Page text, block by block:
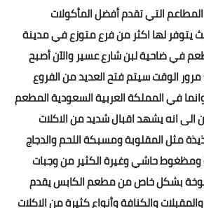
التي تقدم أفضل المأكولات
يتوفر لها اكثر من فرع متوزع في مدينة
في ضاحية لبن شارع عسير والآن أصبح
الوقت سيتم فتح العديد من الفروع
في المملكة العربية السعودية المطعم
انه يشهد اقبال شديد من الاكلات
مثل المقلوبة ومسبكة اللحم والدجاج
ومظغوط حاشي وغيرة الكثير من وجبات
بشكل خاص من مطعم الكابس يقدم
والكنافة وأنواع كثيرة من الاكلات